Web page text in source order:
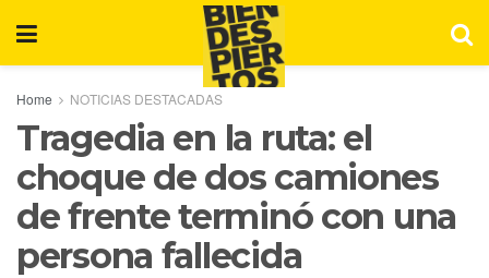
Home NOTICIAS DESTACADAS
Tragedia en la ruta: el
choque de dos camiones
de frente terminó con una
persona fallecida